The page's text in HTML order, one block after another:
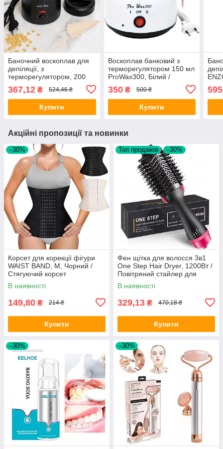
Баночний воскоплав для
депіляції, з
терморегулятором, 200
мл, Wax Pro-200, Чорний /
Нагрівач для гарячого
воску
367,12 ₴ 524,46 ₴
Купити
Воскоплав банковий з
терморегулятором 150 мл
ProWax300, Білий /
Воскоплав для епіляції
350₴ 500 ₴
Купити
595
Акційні пропозиції та новинки
–30%
Корсет для корекції фігури
WAIST BAND, M, Чорний /
Стягуючий корсет
В наявності
149,80 ₴ 214 ₴
Купити
Топ продажів –30%
Фен щітка для волосся 3в1
One Step Hair Dryer, 1200Вт /
Повітряний стайлер для
укладання та сушіння
волосся / Фен-гребінець
В наявності
329,13 ₴ 470,18 ₴
Купити
–30% –30%